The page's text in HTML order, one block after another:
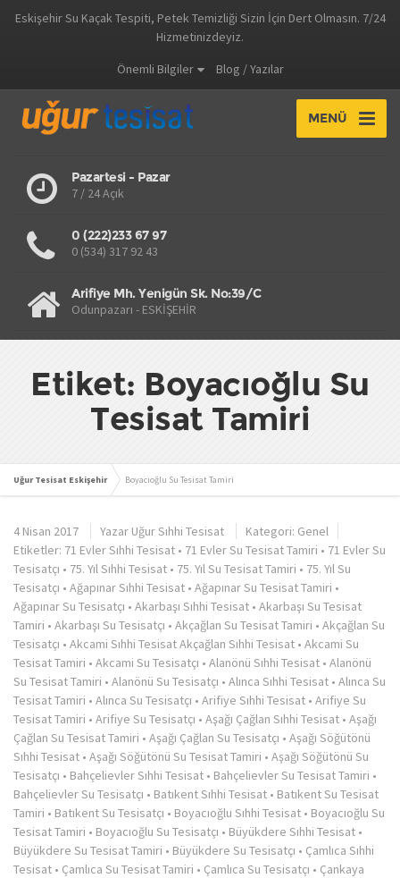
Eskişehir Su Kaçak Tespiti, Petek Temizliği Sizin İçin Dert Olmasın. 7/24
Hizmetinizdeyiz.
Önemli Bilgiler
Blog / Yazılar
MENÜ
Pazartesi - Pazar
7 / 24 Açık
0 (222)233 67 97
0 (534) 317 92 43
Arifiye Mh. Yenigün Sk. No:39/C
Odunpazarı - ESKİŞEHİR
Etiket: Boyacıoğlu Su
Tesisat Tamiri
Uğur Tesisat Eskişehir Boyacıoğlu Su Tesisat Tamiri
4 Nisan 2017 Yazar Uğur Sıhhi Tesisat Kategori: Genel
Etiketler: 71 Evler Sıhhi Tesisat • 71 Evler Su Tesisat Tamiri • 71 Evler Su
Tesisatçı • 75. Yıl Sıhhi Tesisat • 75. Yıl Su Tesisat Tamiri • 75. Yıl Su
Tesisatçı • Ağapınar Sıhhi Tesisat • Ağapınar Su Tesisat Tamiri •
Ağapınar Su Tesisatçı • Akarbaşı Sıhhi Tesisat • Akarbaşı Su Tesisat
Tamiri • Akarbaşı Su Tesisatçı • Akçağlan Su Tesisat Tamiri • Akçağlan Su
Tesisatçı • Akcami Sıhhi Tesisat Akçağlan Sıhhi Tesisat • Akcami Su
Tesisat Tamiri • Akcami Su Tesisatçı • Alanönü Sıhhi Tesisat • Alanönü
Su Tesisat Tamiri • Alanönü Su Tesisatçı • Alınca Sıhhi Tesisat • Alınca Su
Tesisat Tamiri • Alınca Su Tesisatçı • Arifiye Sıhhi Tesisat • Arifiye Su
Tesisat Tamiri • Arifiye Su Tesisatçı • Aşağı Çağlan Sıhhi Tesisat • Aşağı
Çağlan Su Tesisat Tamiri • Aşağı Çağlan Su Tesisatçı • Aşağı Söğütönü
Sıhhi Tesisat • Aşağı Söğütönü Su Tesisat Tamiri • Aşağı Söğütönü Su
Tesisatçı • Bahçelievler Sıhhi Tesisat • Bahçelievler Su Tesisat Tamiri •
Bahçelievler Su Tesisatçı • Batıkent Sıhhi Tesisat • Batıkent Su Tesisat
Tamiri • Batıkent Su Tesisatçı • Boyacıoğlu Sıhhi Tesisat • Boyacıoğlu Su
Tesisat Tamiri • Boyacıoğlu Su Tesisatçı • Büyükdere Sıhhi Tesisat •
Büyükdere Su Tesisat Tamiri • Büyükdere Su Tesisatçı • Çamlıca Sıhhi
Tesisat • Çamlıca Su Tesisat Tamiri • Çamlıca Su Tesisatçı • Çankaya